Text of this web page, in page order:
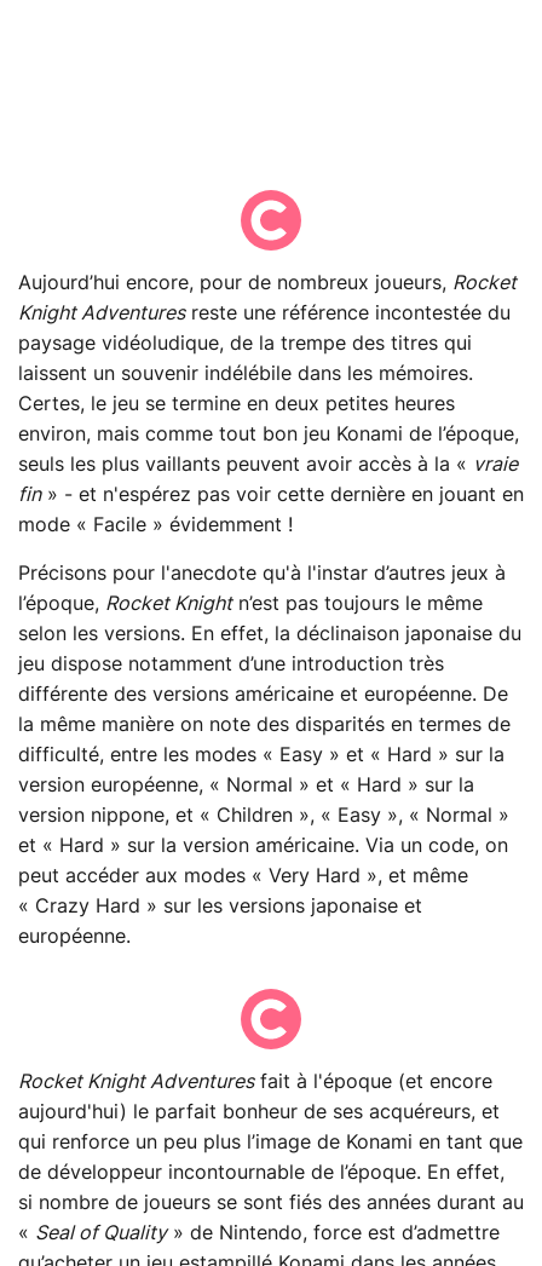
Aujourd’hui encore, pour de nombreux joueurs, Rocket
Knight Adventuresreste une référence incontestée du
paysage vidéoludique, de la trempe des titres qui
laissent un souvenir indélébile dans les mémoires.
Certes, le jeu se termine en deux petites heures
environ, mais comme tout bon jeu Konami de l’époque,
seuls les plus vaillants peuvent avoir accès à la « vraie
fin» - et n'espérez pas voir cette dernière en jouant en
mode « Facile » évidemment !
Précisons pour l'anecdote qu'à l'instar d’autres jeux à
l’époque, Rocket Knightn’est pas toujours le même
selon les versions. En effet, la déclinaison japonaise du
jeu dispose notamment d’une introduction très
différente des versions américaine et européenne. De
la même manière on note des disparités en termes de
difficulté, entre les modes « Easy » et « Hard » sur la
version européenne, « Normal » et « Hard » sur la
version nippone, et « Children », « Easy », « Normal »
et « Hard » sur la version américaine. Via un code, on
peut accéder aux modes « Very Hard », et même
« Crazy Hard » sur les versions japonaise et
européenne.
Rocket Knight Adventuresfait à l'époque (et encore
aujourd'hui) le parfait bonheur de ses acquéreurs, et
qui renforce un peu plus l’image de Konami en tant que
de développeur incontournable de l’époque. En effet,
si nombre de joueurs se sont fiés des années durant au
« Seal of Quality» de Nintendo, force est d’admettre